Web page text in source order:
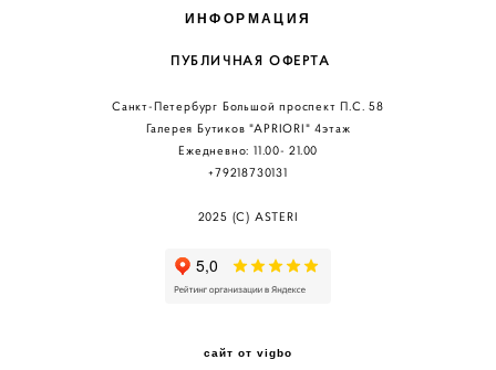
ИНФОРМАЦИЯ
ПУБЛИЧНАЯ ОФЕРТА
Санкт-Петербург Большой проспект П.С. 58
Галерея Бутиков "АPRIORI" 4этаж
Ежедневно: 11.00- 21.00
+79218730131
2025 (C) ASTERI
сайт от vigbo